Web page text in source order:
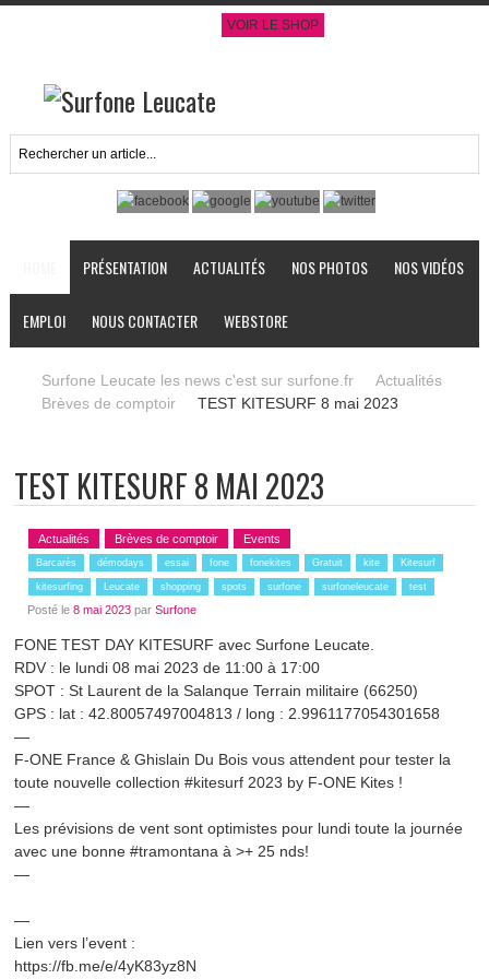
VOIR LE SHOP
PRÉSENTATION ACTUALITÉS NOS PHOTOS NOS VIDÉOS
EMPLOI NOUS CONTACTER WEBSTORE
Surfone Leucate les news c'est sur surfone.fr
Actualités
Brèves de comptoir
TEST KITESURF 8 mai 2023
TEST KITESURF 8 MAI 2023
Actualités Brèves de comptoir Events
Barcarès démodays essai fone fonekites Gratuit kite Kitesurf
kitesurfing Leucate shopping spots surfone surfoneleucate test
Posté le 8 mai 2023par Surfone
FONE TEST DAY KITESURF avecSurfone Leucate
RDV : le lundi 08 mai 2023 de 11:00 à 17:00
SPOT : St Laurent de la Salanque Terrain militaire (66250)
GPS : lat : 42.80057497004813 / long : 2.9961177054301658
—
F-ONE France &Ghislain Du Bois vous attendent pour tester la
toute nouvelle collection#kitesurf 2023 by F-ONE Kites !
—
Les prévisions de vent sont optimistes pour lundi toute la journée
avec une bonne#tramontana à >+ 25 nds!
—
—
Lien vers l’event :
https://fb.me/e/4yK83yz8N